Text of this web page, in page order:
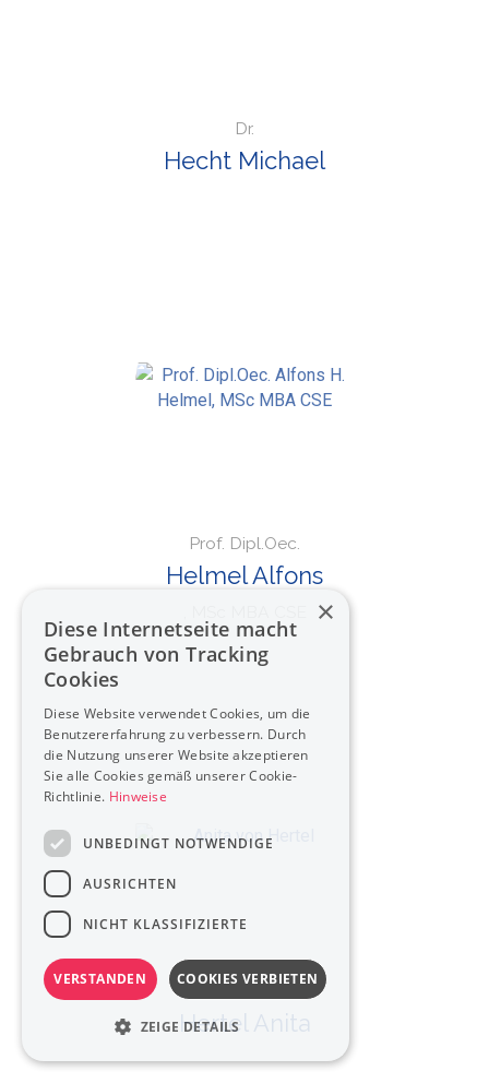
Dr.
Hecht Michael
Prof. Dipl.Oec.
Helmel Alfons
Hertel Anita
×
Diese Internetseite macht
Gebrauch von Tracking
Cookies
Diese Website verwendet Cookies, um die
Benutzererfahrung zu verbessern. Durch
die Nutzung unserer Website akzeptieren
Sie alle Cookies gemäß unserer Cookie-
Richtlinie. Hinweise
UNBEDINGT NOTWENDIGE
AUSRICHTEN
NICHT KLASSIFIZIERTE
VERSTANDEN COOKIES VERBIETEN
ZEIGE DETAILS